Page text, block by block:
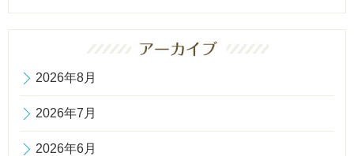
2026年8月
2026年7月
2026年6月